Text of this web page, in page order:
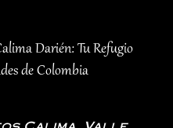
Darién: Tu Refugio
de Colombia